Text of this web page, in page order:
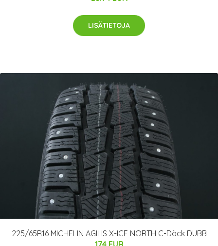
LISÄTIETOJA
225/65R16 MICHELIN AGILIS X-ICE NORTH C-Däck DUBB